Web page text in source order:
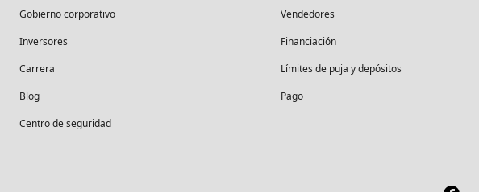
Gobierno corporativo
Inversores
Carrera
Blog
Centro de seguridad
Vendedores
Financiación
Límites de puja y depósitos
Pago